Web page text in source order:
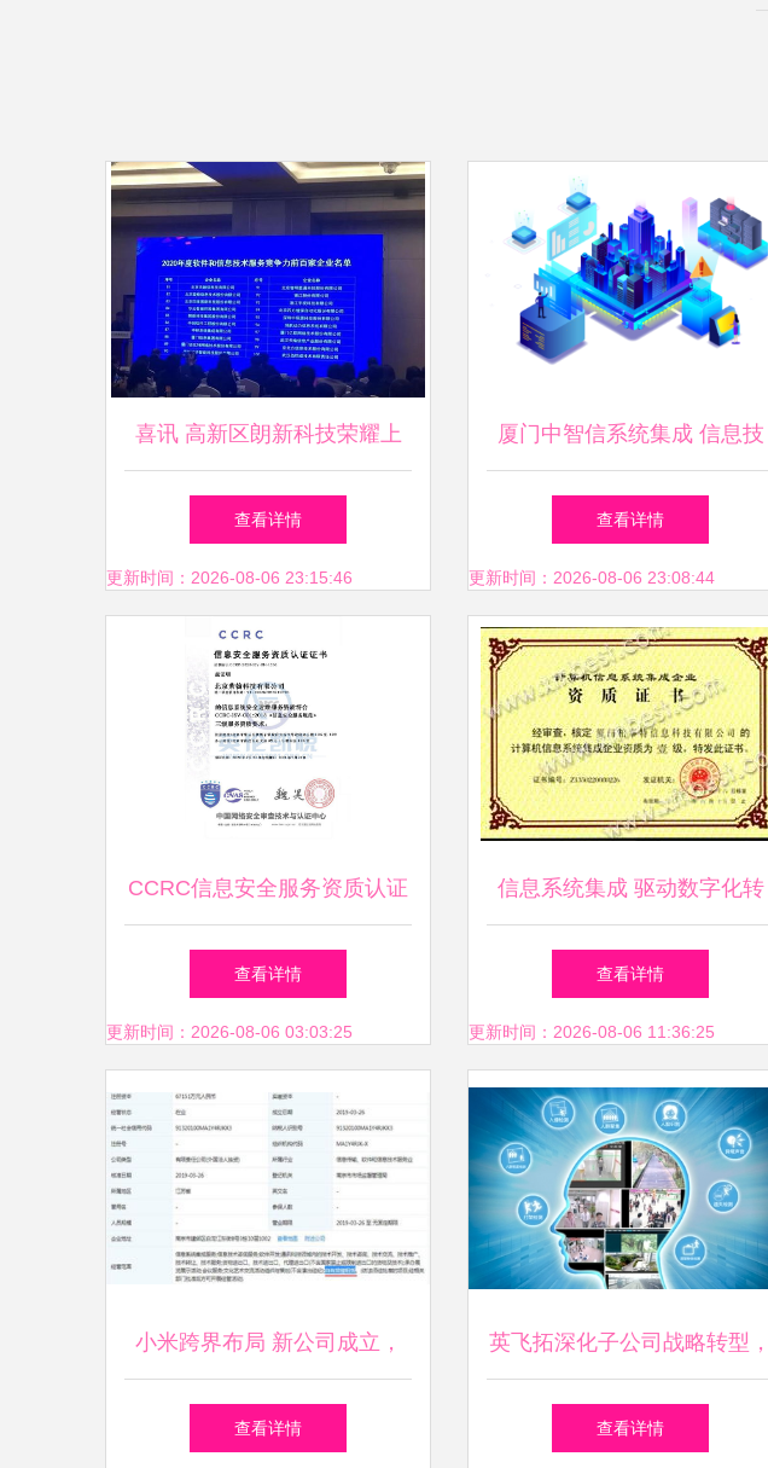
喜讯 高新区朗新科技荣耀上
榜全国软件百强，深耕信息系
统集成服务硕果累累
查看详情
更新时间：2026-08-06 23:15:46
厦门中智信系统集成 信息技
术融合的卓越服务商
查看详情
更新时间：2026-08-06 23:08:44
CCRC信息安全服务资质认证
为信息系统集成服务构筑坚实
防线
查看详情
更新时间：2026-08-06 03:03:25
信息系统集成 驱动数字化转
型的核心服务
查看详情
更新时间：2026-08-06 11:36:25
小米跨界布局 新公司成立，
拓展资产运营与数字化服务新
查看详情
英飞拓深化子公司战略转型，
聚焦智慧城市信息系统集成服
查看详情